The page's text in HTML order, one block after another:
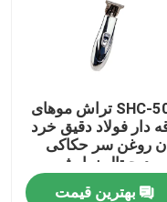
SHC-5055 تراش موهای
دار فولاد دقیق خرد
روغن سر حکاکی
دیجیتال نمایش
بهترین قیمت